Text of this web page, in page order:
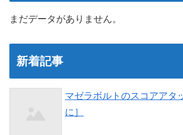
まだデータがありません。
新着記事
マゼラボルトのスコアアタ
に］